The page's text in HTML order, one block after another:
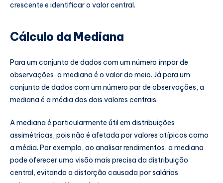
crescente e identificar o valor central.
Cálculo da Mediana
Para um conjunto de dados com um número ímpar de
observações, a mediana é o valor do meio. Já para um
conjunto de dados com um número par de observações, a
mediana é a média dos dois valores centrais.
A mediana é particularmente útil em distribuições
assimétricas, pois não é afetada por valores atípicos como
a média. Por exemplo, ao analisar rendimentos, a mediana
pode oferecer uma visão mais precisa da distribuição
central, evitando a distorção causada por salários